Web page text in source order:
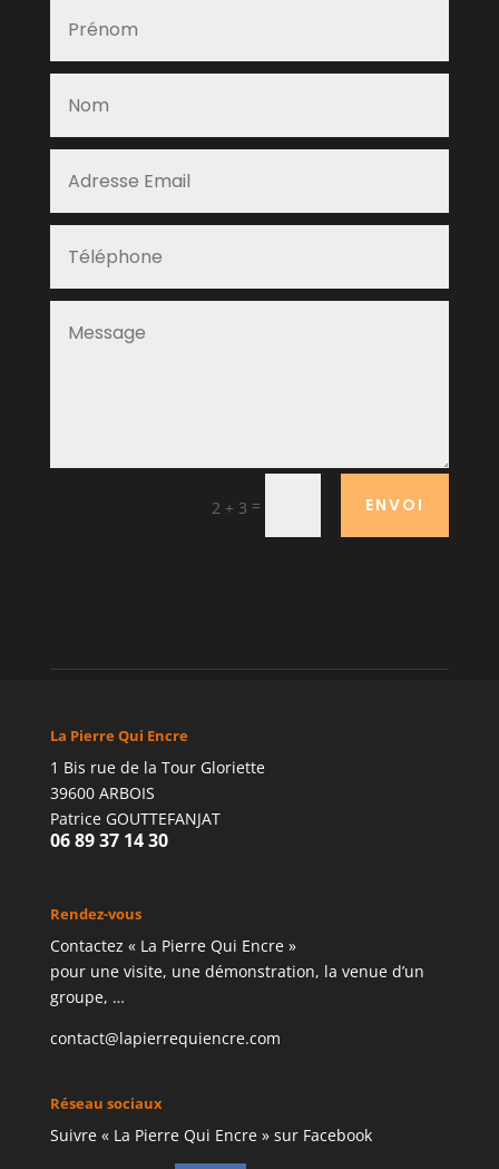
2 + 3 = ENVOI
La Pierre Qui Encre
1 Bis rue de la Tour Gloriette
39600 ARBOIS
Patrice GOUTTEFANJAT
06 89 37 14 30
Rendez-vous
Contactez « La Pierre Qui Encre »
pour une visite, une démonstration, la venue d’un
groupe, …
contact@lapierrequiencre.com
Réseau sociaux
Suivre « La Pierre Qui Encre » sur Facebook